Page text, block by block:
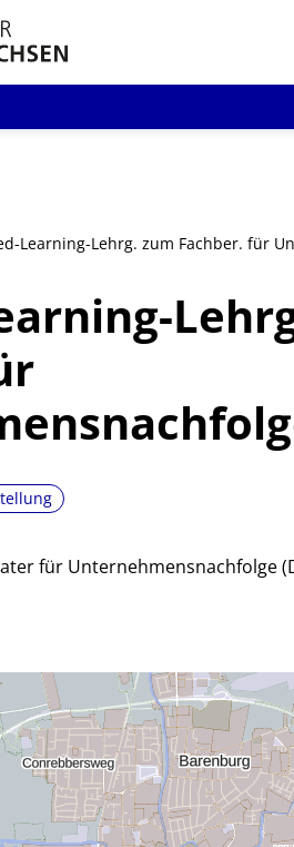
Learning-Lehrg. zum Fachber. für
für Unternehmensnachfolge